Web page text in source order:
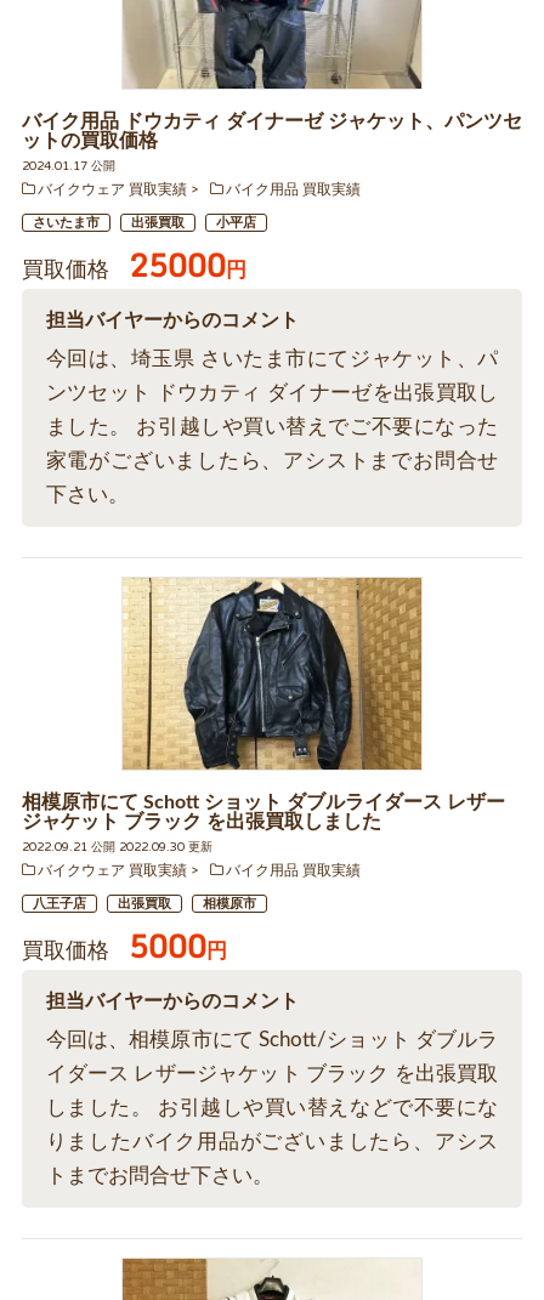
バイク用品 ドウカティ ダイナーゼ ジャケット、パンツセ
ットの買取価格
2024.01.17 公開
バイクウェア 買取実績
バイク用品 買取実績
さいたま市 出張買取 小平店
買取価格 25000円
担当バイヤーからのコメント
今回は、埼玉県 さいたま市にてジャケット、パ
ンツセット ドウカティ ダイナーゼを出張買取し
ました。 お引越しや買い替えでご不要になった
家電がございましたら、アシストまでお問合せ
下さい。
相模原市にて Schott ショット ダブルライダース レザー
ジャケット ブラック を出張買取しました
2022.09.21 公開 2022.09.30 更新
バイクウェア 買取実績
バイク用品 買取実績
八王子店 出張買取 相模原市
買取価格 5000円
担当バイヤーからのコメント
今回は、相模原市にて Schott/ショット ダブルラ
イダース レザージャケット ブラック を出張買取
しました。 お引越しや買い替えなどで不要にな
りましたバイク用品がございましたら、アシス
トまでお問合せ下さい。